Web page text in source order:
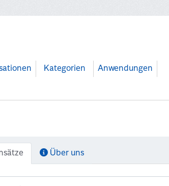
Kategorien Anwendungen
Über uns